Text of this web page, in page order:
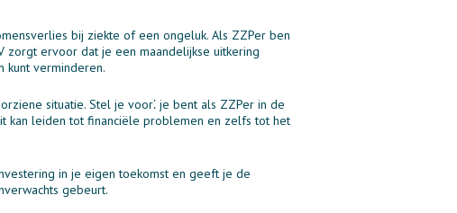
bij ziekte of een ongeluk. Als ZZPer ben
ervoor dat je een maandelijkse uitkering
kunt verminderen.
situatie. Stel je voor⁚ je bent als ZZPer in de
kan leiden tot financiële problemen en zelfs tot het
in je eigen toekomst en geeft je de
gebeurt.